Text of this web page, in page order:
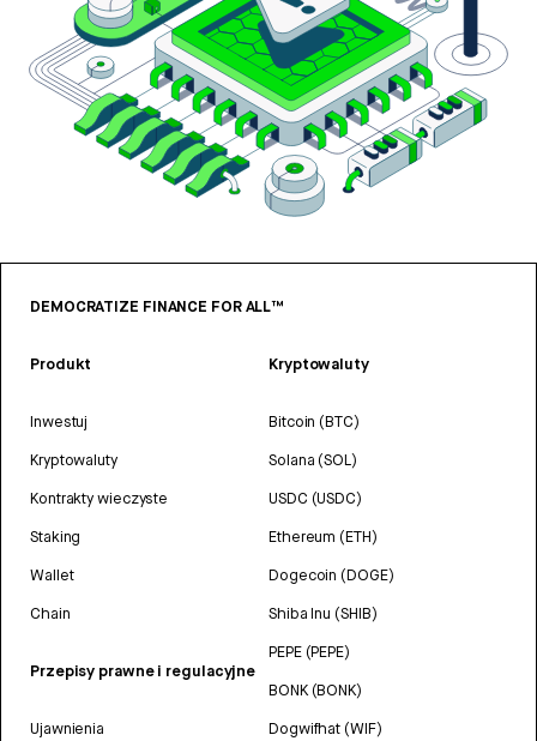
DEMOCRATIZE FINANCE FOR ALL™
Produkt
Inwestuj
Kryptowaluty
Kontrakty wieczyste
Staking
Wallet
Chain
Przepisy prawne i regulacyjne
Ujawnienia
Kryptowaluty
Bitcoin (BTC)
Solana (SOL)
USDC (USDC)
Ethereum (ETH)
Dogecoin (DOGE)
Shiba Inu (SHIB)
PEPE (PEPE)
BONK (BONK)
Dogwifhat (WIF)